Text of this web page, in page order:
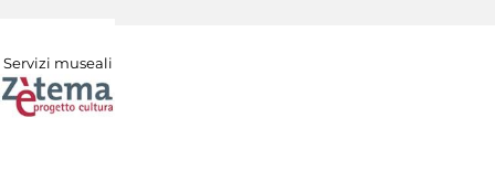
Servizi museali